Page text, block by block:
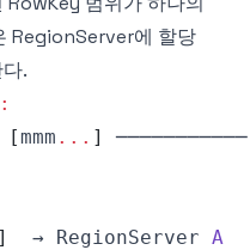
RegionServer에 할당
.
:
[mmm ... ]
]
  →
RegionServer A